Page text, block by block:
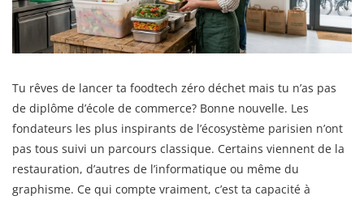
Tu rêves de lancer ta foodtech zéro déchet mais tu n’as pas
de diplôme d’école de commerce? Bonne nouvelle. Les
fondateurs les plus inspirants de l’écosystème parisien n’ont
pas tous suivi un parcours classique. Certains viennent de la
restauration, d’autres de l’informatique ou même du
graphisme. Ce qui compte vraiment, c’est ta capacité à